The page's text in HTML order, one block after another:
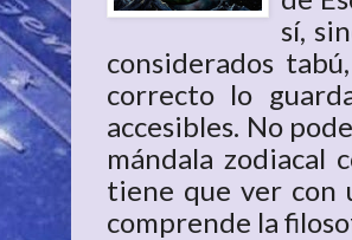
sí,
considerados
correcto lo
accesibles. No
mándala zodiacal
tiene que ver con
comprende la